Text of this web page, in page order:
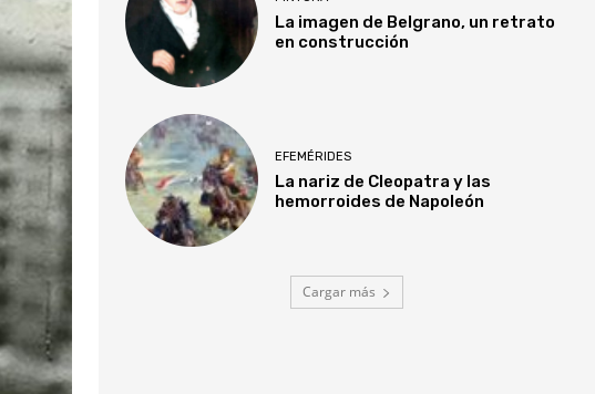
La imagen de Belgrano, un retrato
en construcción
EFEMÉRIDES
La nariz de Cleopatra y las
hemorroides de Napoleón
Cargar más